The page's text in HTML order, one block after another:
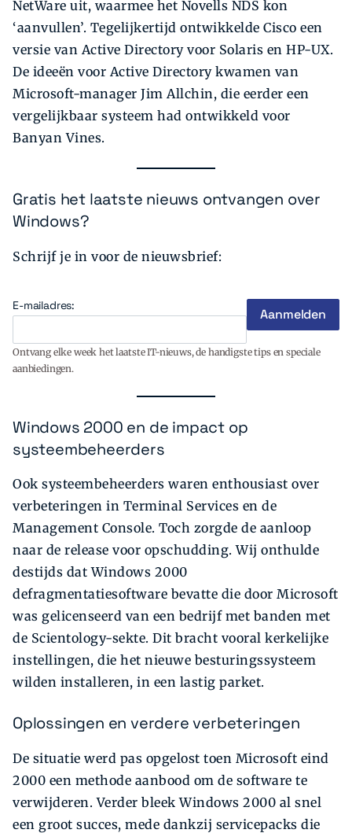
NetWare uit, waarmee het Novells NDS kon
‘aanvullen’. Tegelijkertijd ontwikkelde Cisco een
versie van Active Directory voor Solaris en HP-UX.
De ideeën voor Active Directory kwamen van
Microsoft-manager Jim Allchin, die eerder een
vergelijkbaar systeem had ontwikkeld voor
Banyan Vines.
Gratis het laatste nieuws ontvangen over
Windows?
Schrijf je in voor de nieuwsbrief:
E-mailadres:
Ontvang elke week het laatste IT-nieuws, de handigste tips en speciale
aanbiedingen.
Windows 2000 en de impact op
systeembeheerders
Ook systeembeheerders waren enthousiast over
verbeteringen in Terminal Services en de
Management Console. Toch zorgde de aanloop
naar de release voor opschudding. Wij onthulde
destijds dat Windows 2000
defragmentatiesoftware bevatte die door Microsoft
was gelicenseerd van een bedrijf met banden met
de Scientology-sekte. Dit bracht vooral kerkelijke
instellingen, die het nieuwe besturingssysteem
wilden installeren, in een lastig parket.
Oplossingen en verdere verbeteringen
De situatie werd pas opgelost toen Microsoft eind
2000 een methode aanbood om de software te
verwijderen. Verder bleek Windows 2000 al snel
een groot succes, mede dankzij servicepacks die